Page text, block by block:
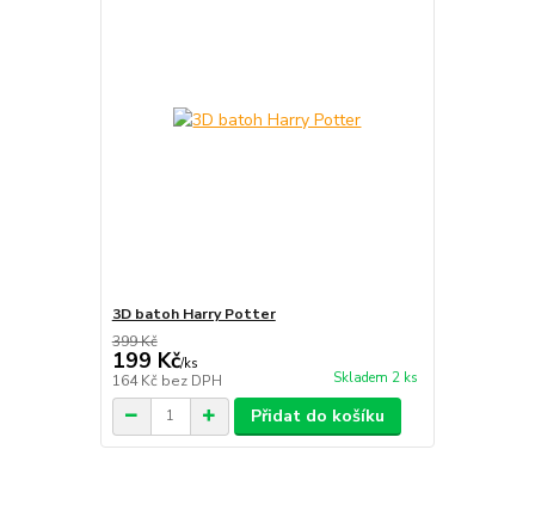
3D batoh Harry Potter
399 Kč
199 Kč/ks
164 Kč bez DPH Skladem 2 ks
Přidat do košíku